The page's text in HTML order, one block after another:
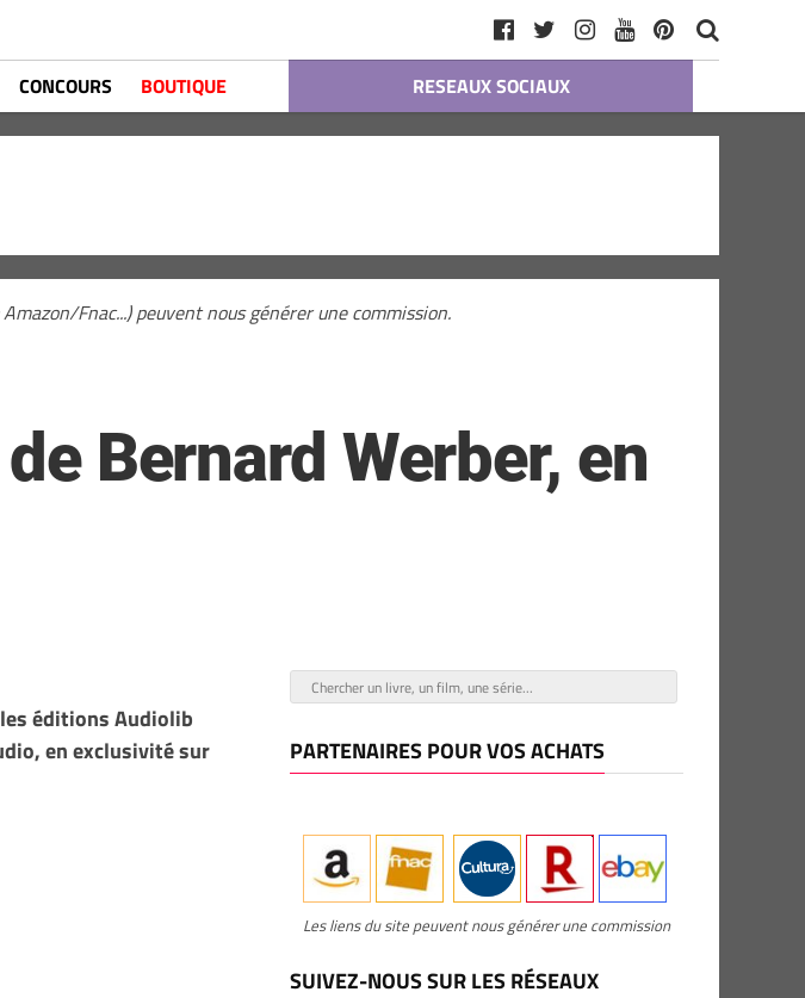
CONCOURS BOUTIQUE RESEAUX SOCIAUX
Fnac...) peuvent nous générer une commission.
Bernard Werber, en
es éditions Audiolib
en exclusivité sur
PARTENAIRES POUR VOS ACHATS
Les liens du site peuvent nous générer une commission
SUIVEZ-NOUS SUR LES RÉSEAUX